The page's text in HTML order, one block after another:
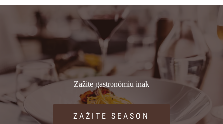
Zažite gastronómiu inak
ZAŽITE SEASON